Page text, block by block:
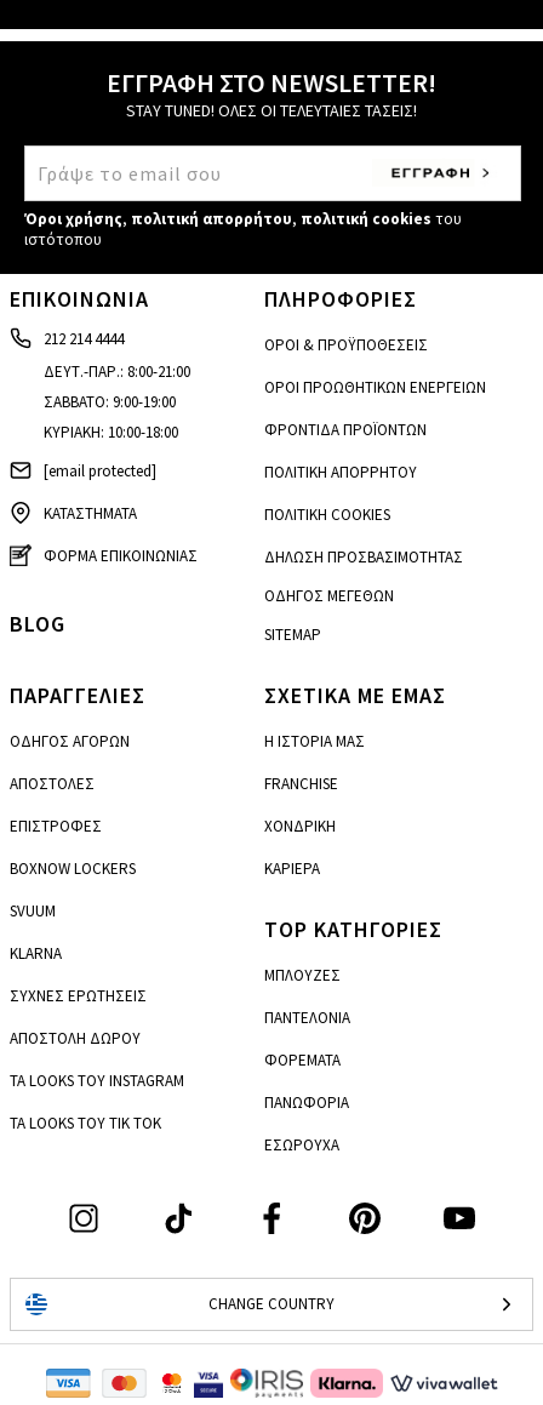
ΕΓΓΡΑΦΗ ΣΤΟ NEWSLETTER!
STAY TUNED! ΟΛΕΣ ΟΙ ΤΕΛΕΥΤΑΙΕΣ ΤΑΣΕΙΣ!
Όροι χρήσης, πολιτική απορρήτου, πολιτική cookies του
ιστότοπου
ΕΠΙΚΟΙΝΩΝΙΑ
212 214 4444
ΔΕΥΤ.-ΠΑΡ.: 8:00-21:00
ΣΑΒΒΑΤΟ: 9:00-19:00
ΚΥΡΙΑΚΗ: 10:00-18:00
[email protected]
ΚΑΤΑΣΤΗΜΑΤΑ
ΦΟΡΜΑ ΕΠΙΚΟΙΝΩΝΙΑΣ
ΠΑΡΑΓΓΕΛΙΕΣ
ΟΔΗΓΟΣ ΑΓΟΡΩΝ
ΑΠΟΣΤΟΛΕΣ
ΕΠΙΣΤΡΟΦΕΣ
BOXNOW LOCKERS
SVUUM
KLARNA
ΣΥΧΝΕΣ ΕΡΩΤΗΣΕΙΣ
ΑΠΟΣΤΟΛΗ ΔΩΡΟΥ
ΤΑ LOOKS ΤΟΥ INSTAGRAM
ΤΑ LOOKS ΤΟΥ TIK TOK
ΠΛΗΡΟΦΟΡΙΕΣ
ΟΡΟΙ & ΠΡΟΫΠΟΘΕΣΕΙΣ
ΟΡΟΙ ΠΡΟΩΘΗΤΙΚΩΝ ΕΝΕΡΓΕΙΩΝ
ΦΡΟΝΤΙΔΑ ΠΡΟΪΟΝΤΩΝ
ΠΟΛΙΤΙΚΗ ΑΠΟΡΡΗΤΟΥ
ΠΟΛΙΤΙΚΗ COOKIES
ΔΗΛΩΣΗ ΠΡΟΣΒΑΣΙΜΟΤΗΤΑΣ
ΟΔΗΓΟΣ ΜΕΓΕΘΩΝ
SITEMAP
ΣΧΕΤΙΚΑ ΜΕ ΕΜΑΣ
Η ΙΣΤΟΡΙΑ ΜΑΣ
FRANCHISE
ΧΟΝΔΡΙΚΗ
ΚΑΡΙΕΡΑ
CHANGE COUNTRY
TOP ΚΑΤΗΓΟΡΙΕΣ
ΜΠΛΟΥΖΕΣ
ΠΑΝΤΕΛΟΝΙΑ
ΦΟΡΕΜΑΤΑ
ΠΑΝΩΦΟΡΙΑ
ΕΣΩΡΟΥΧΑ
BLOG